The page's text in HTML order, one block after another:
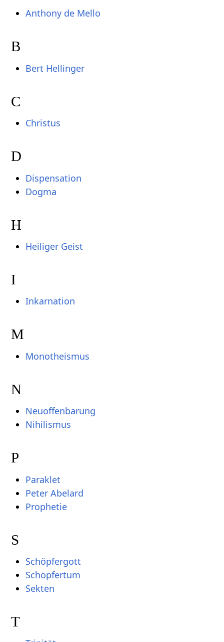
Anthony de Mello
B
Bert Hellinger
C
Christus
D
Dispensation
Dogma
H
Heiliger Geist
I
Inkarnation
M
Monotheismus
N
Neuoffenbarung
Nihilismus
P
Paraklet
Peter Abelard
Prophetie
S
Schöpfergott
Schöpfertum
Sekten
T